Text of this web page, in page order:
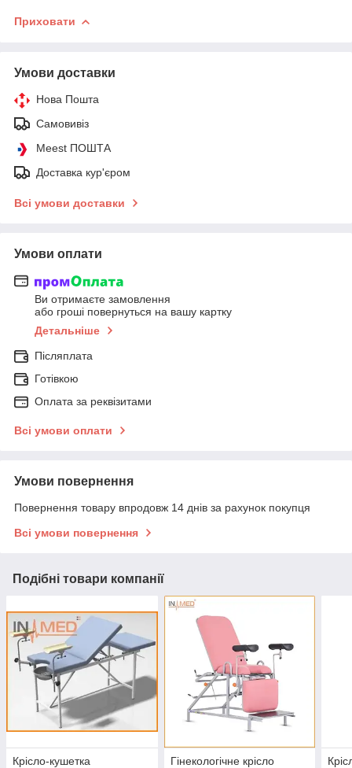
Приховати
Умови доставки
Нова Пошта
Самовивіз
Meest ПОШТА
Доставка кур'єром
Всі умови доставки
Умови оплати
Ви отримаєте замовлення
або гроші повернуться на вашу картку
Детальніше
Післяплата
Готівкою
Оплата за реквізитами
Всі умови оплати
Умови повернення
Повернення товару впродовж 14 днів за рахунок покупця
Всі умови повернення
Подібні товари компанії
Крісло-кушетка
Гінекологічне крісло